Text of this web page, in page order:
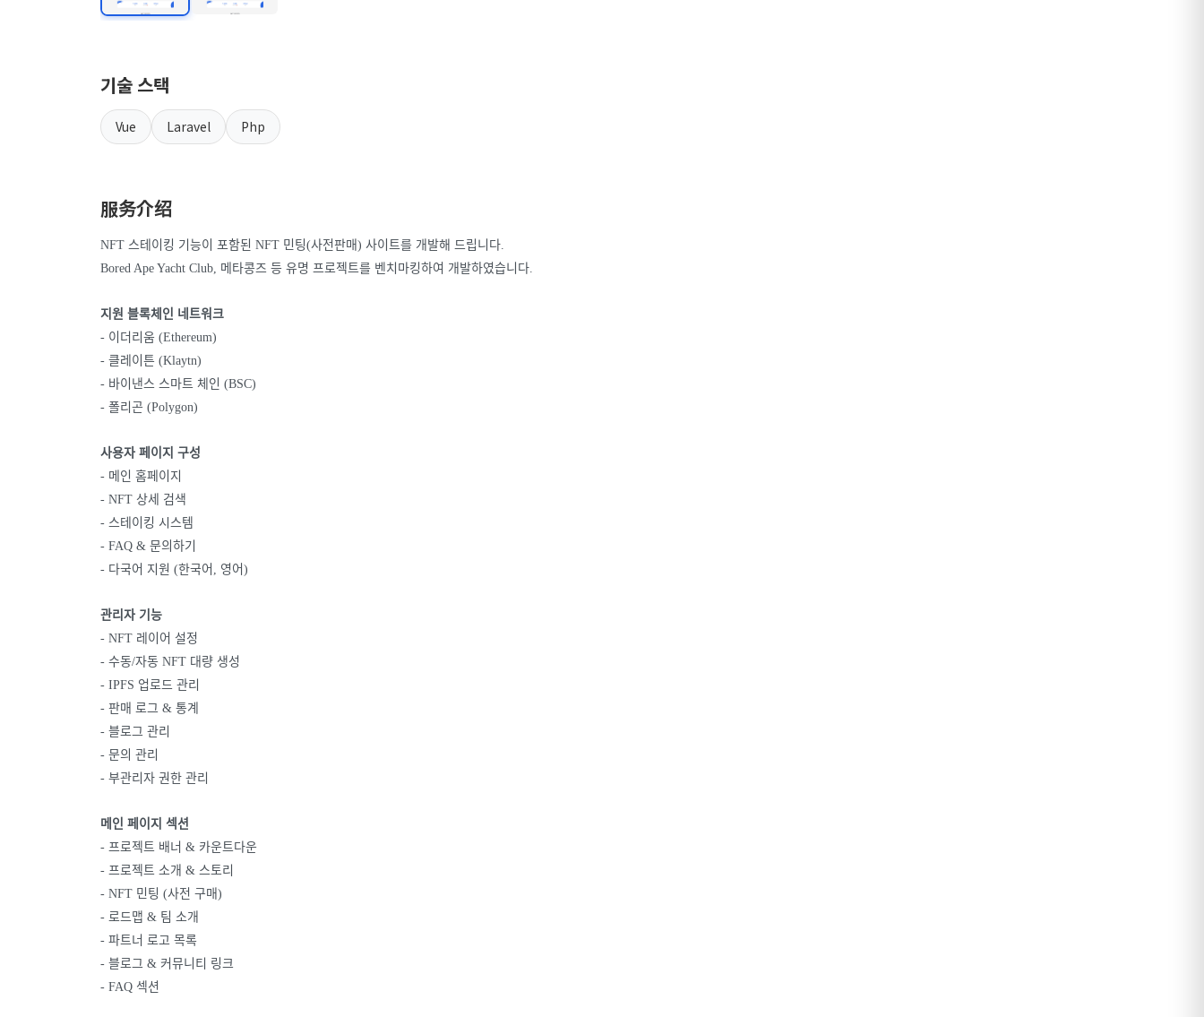
기술 스택
Vue Laravel Php
服务介绍
NFT 스테이킹 기능이 포함된 NFT 민팅(사전판매) 사이트를 개발해 드립니다.
Bored Ape Yacht Club, 메타콩즈 등 유명 프로젝트를 벤치마킹하여 개발하였습니다.
지원 블록체인 네트워크
- 이더리움 (Ethereum)
- 클레이튼 (Klaytn)
- 바이낸스 스마트 체인 (BSC)
- 폴리곤 (Polygon)
사용자 페이지 구성
- 메인 홈페이지
- NFT 상세 검색
- 스테이킹 시스템
- FAQ & 문의하기
- 다국어 지원 (한국어, 영어)
관리자 기능
- NFT 레이어 설정
- 수동/자동 NFT 대량 생성
- IPFS 업로드 관리
- 판매 로그 & 통계
- 블로그 관리
- 문의 관리
- 부관리자 권한 관리
메인 페이지 섹션
- 프로젝트 배너 & 카운트다운
- 프로젝트 소개 & 스토리
- NFT 민팅 (사전 구매)
- 로드맵 & 팀 소개
- 파트너 로고 목록
- 블로그 & 커뮤니티 링크
- FAQ 섹션